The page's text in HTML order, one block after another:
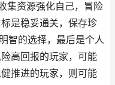
集资源强化自己，冒险
是稳妥通关，保存珍
智的选择，最后是个人
高回报的玩家，可能
推进的玩家，则可能